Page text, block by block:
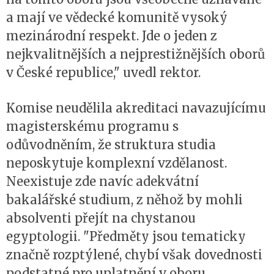
a mají ve vědecké komunitě vysoký
mezinárodní respekt. Jde o jeden z
nejkvalitnějších a nejprestižnějších oborů
v České republice," uvedl rektor.
Komise neudělila akreditaci navazujícímu
magisterskému programu s
odůvodněním, že struktura studia
neposkytuje komplexní vzdělanost.
Neexistuje zde navíc adekvátní
bakalářské studium, z něhož by mohli
absolventi přejít na chystanou
egyptologii. "Předměty jsou tematicky
značně rozptýlené, chybí však dovednosti